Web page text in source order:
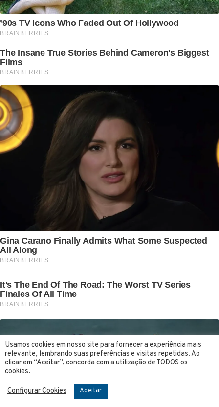
Usamos cookies em nosso site para fornecer a experiência mais
relevante, lembrando suas preferências e visitas repetidas. Ao
clicar em “Aceitar”, concorda com a utilização de TODOS os
cookies.
Configurar Cookies Aceitar